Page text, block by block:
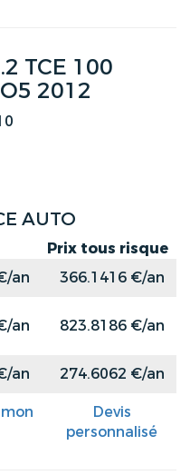
TCE 100
2012
AUTO
Prix tous risque
an
366.1416 €/an
an 823.8186 €/an
an 274.6062 €/an
Devis
personnalisé